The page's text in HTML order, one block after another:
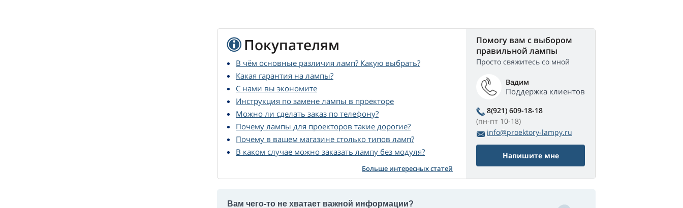
Покупателям
В чём основные различия ламп? Какую выбрать?
Какая гарантия на лампы?
С нами вы экономите
Инструкция по замене лампы в проекторе
Можно ли сделать заказ по телефону?
Почему лампы для проекторов такие дорогие?
Почему в вашем магазине столько типов ламп?
В каком случае можно заказать лампу без модуля?
Больше интересных статей
Помогу вам с выбором
правильной лампы
Просто свяжитесь со мной
Вадим
Поддержка клиентов
8(921) 609-18-18
(пн-пт 10-18)
info@proektory-lampy.ru
Напишите мне
Вам чего-то не хватает важной информации?